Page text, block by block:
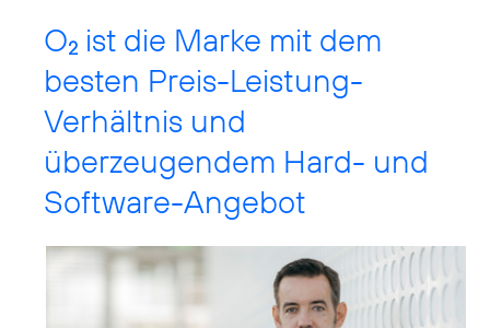
O2 ist die Marke mit dem
besten Preis-Leistung-
Verhältnis und
überzeugendem Hard- und
Software-Angebot